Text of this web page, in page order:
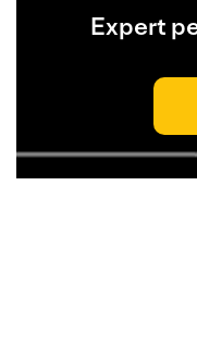
Expert